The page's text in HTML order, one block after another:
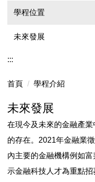
學程位置
未來發展
:::
首頁 學程介紹
未來發展
在現今及未來的金融產
的存在。2021年金融業
內主要的金融機構例如
示金融科技人才為重點